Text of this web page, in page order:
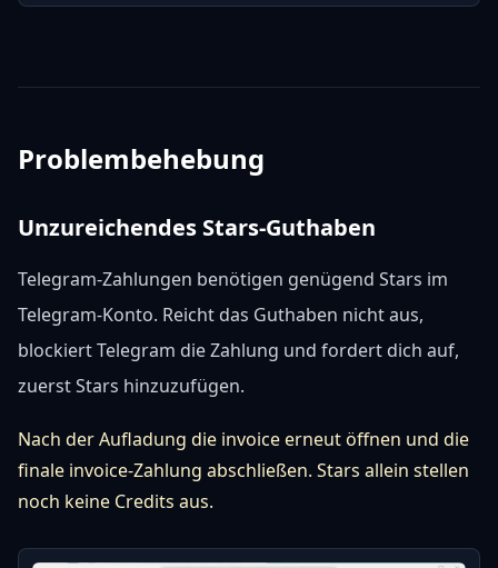
Problembehebung
Unzureichendes Stars-Guthaben
Telegram-Zahlungen benötigen genügend Stars im
Telegram-Konto. Reicht das Guthaben nicht aus,
blockiert Telegram die Zahlung und fordert dich auf,
zuerst Stars hinzuzufügen.
Nach der Aufladung die invoice erneut öffnen und die
finale invoice-Zahlung abschließen. Stars allein stellen
noch keine Credits aus.